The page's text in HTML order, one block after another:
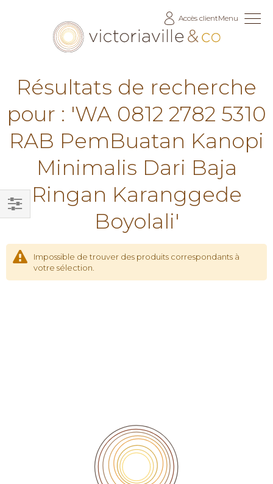
Accès clientMenu
Résultats de recherche
pour : 'WA 0812 2782 5310
RAB PemBuatan Kanopi
Minimalis Dari Baja
Ringan Karanggede
Boyolali'
Impossible de trouver des produits correspondants à
votre sélection.
Filtrer